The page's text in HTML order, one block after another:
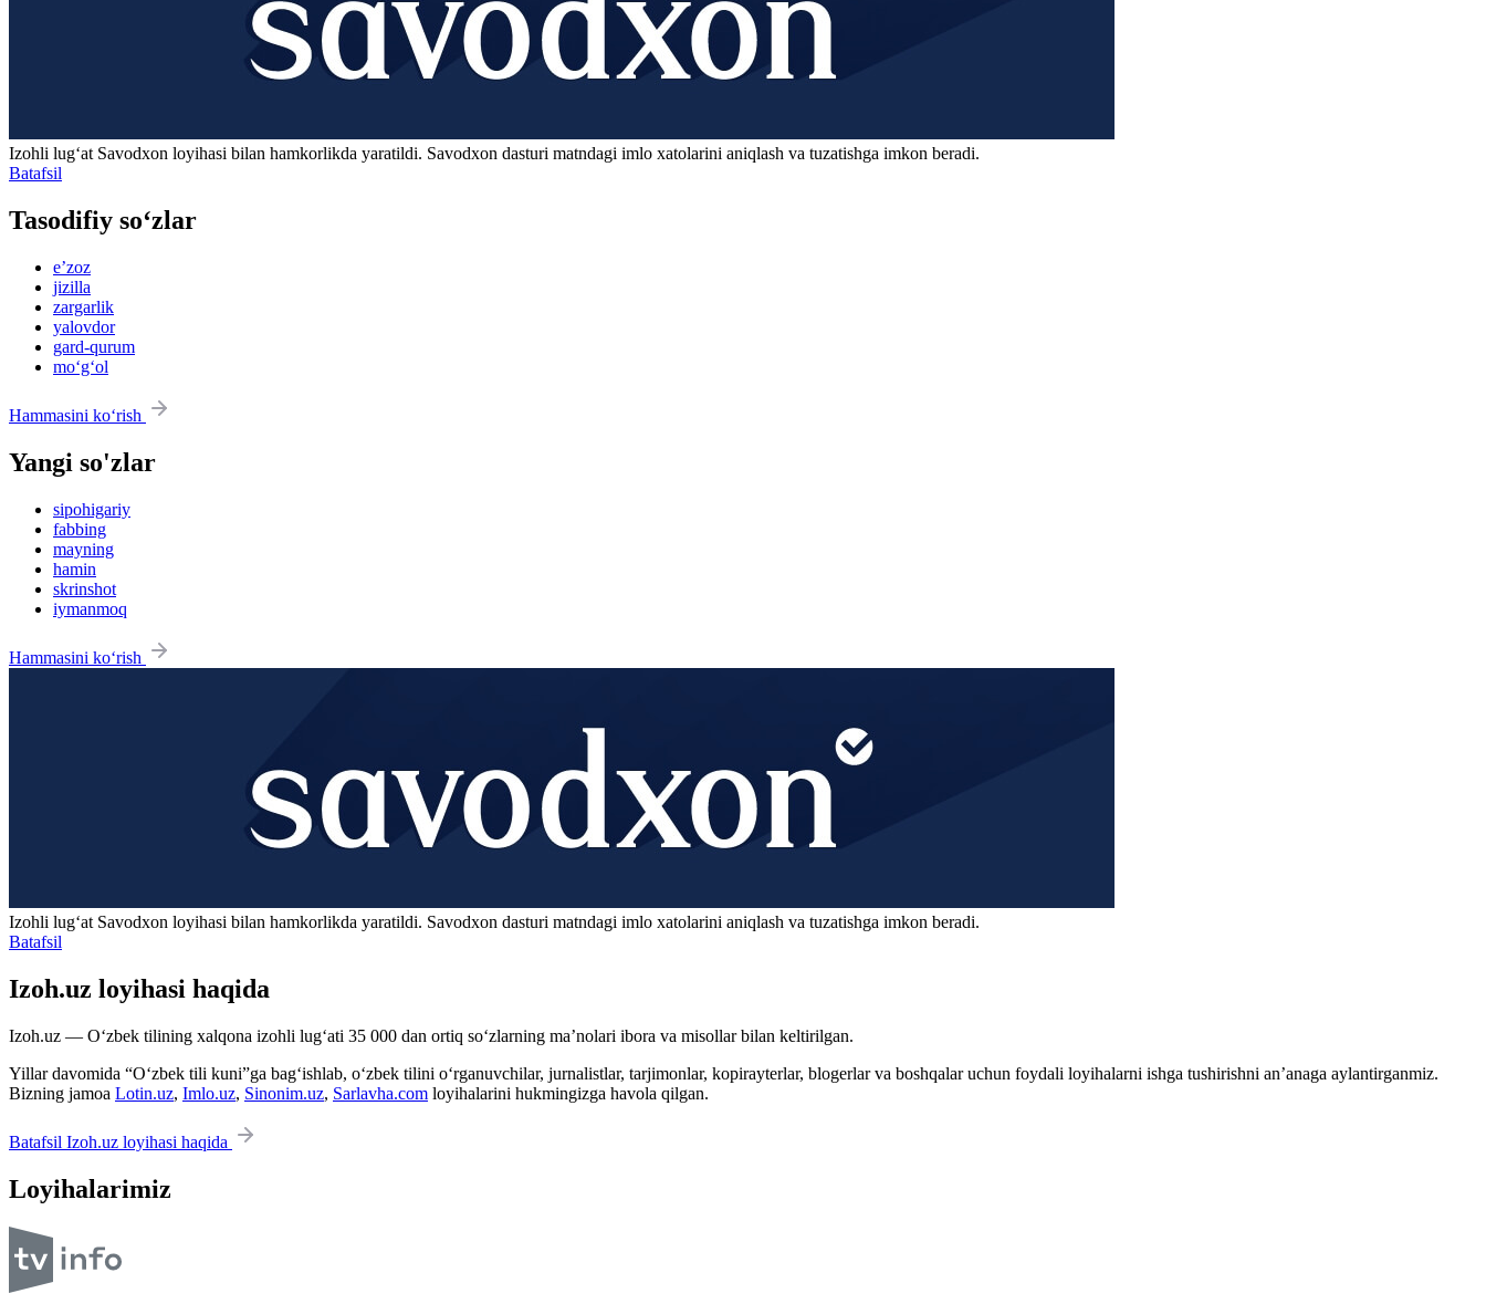
Izohli lugʻat Savodxon loyihasi bilan hamkorlikda yaratildi. Savodxon dasturi matndagi imlo xatolarini aniqlash va tuzatishga imkon beradi.
Batafsil
Tasodifiy so‘zlar
eʼzoz
jizilla
zargarlik
yalovdor
gard-qurum
mo‘g‘ol
Hammasini ko‘rish
Yangi so'zlar
sipohigariy
fabbing
mayning
hamin
skrinshot
iymanmoq
Hammasini ko‘rish
Izohli lugʻat Savodxon loyihasi bilan hamkorlikda yaratildi. Savodxon dasturi matndagi imlo xatolarini aniqlash va tuzatishga imkon beradi.
Batafsil
Izoh.uz loyihasi haqida
Izoh.uz — O‘zbek tilining xalqona izohli lug‘ati 35 000 dan ortiq so‘zlarning ma’nolari ibora va misollar bilan keltirilgan.
Yillar davomida “O‘zbek tili kuni”ga bag‘ishlab, o‘zbek tilini o‘rganuvchilar, jurnalistlar, tarjimonlar, kopirayterlar, blogerlar va boshqalar uchun foydali loyihalarni ishga tushirishni an’anaga aylantirganmiz.
Bizning jamoa Lotin.uz, Imlo.uz, Sinonim.uz, Sarlavha.com loyihalarini hukmingizga havola qilgan.
Batafsil Izoh.uz loyihasi haqida
Loyihalarimiz